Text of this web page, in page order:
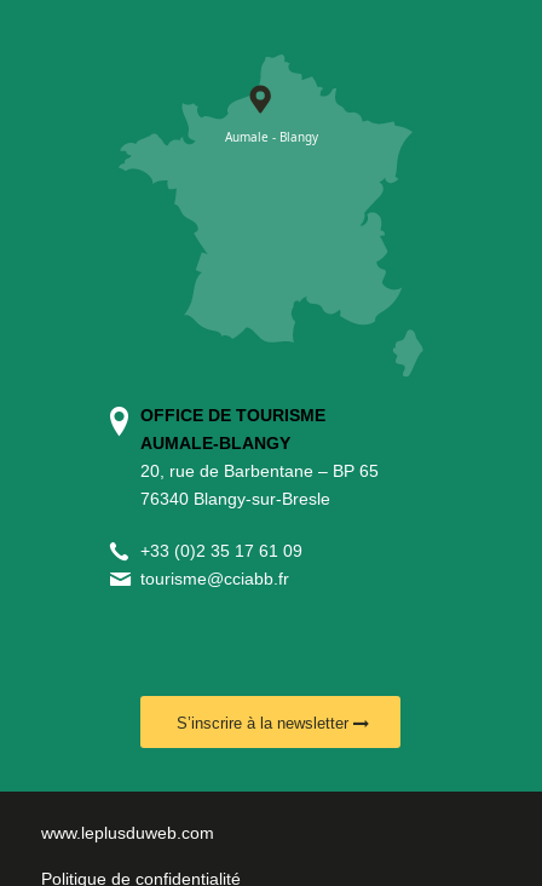
OFFICE DE TOURISME
AUMALE-BLANGY
20, rue de Barbentane – BP 65
76340 Blangy-sur-Bresle
+33 (0)2 35 17 61 09
tourisme@cciabb.fr
S’inscrire à la newsletter
www.leplusduweb.com
Politique de confidentialité